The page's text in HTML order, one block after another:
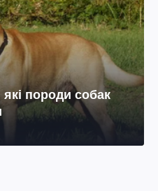
породи собак